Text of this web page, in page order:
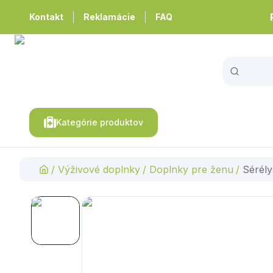
Kontakt Reklamácie FAQ
Kategórie produktov
/ Výživové doplnky / Doplnky pre ženu /